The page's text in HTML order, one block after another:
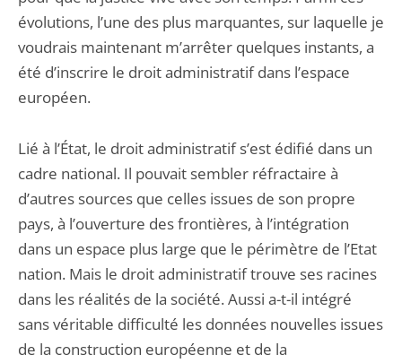
évolutions, l’une des plus marquantes, sur laquelle je
voudrais maintenant m’arrêter quelques instants, a
été d’inscrire le droit administratif dans l’espace
européen.
Lié à l’État, le droit administratif s’est édifié dans un
cadre national. Il pouvait sembler réfractaire à
d’autres sources que celles issues de son propre
pays, à l’ouverture des frontières, à l’intégration
dans un espace plus large que le périmètre de l’Etat
nation. Mais le droit administratif trouve ses racines
dans les réalités de la société. Aussi a-t-il intégré
sans véritable difficulté les données nouvelles issues
de la construction européenne et de la